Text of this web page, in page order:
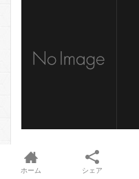
ホーム シェア